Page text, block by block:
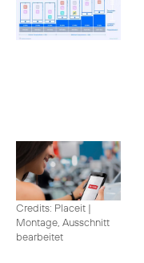
Credits: Placeit |
Montage, Ausschnitt
bearbeitet